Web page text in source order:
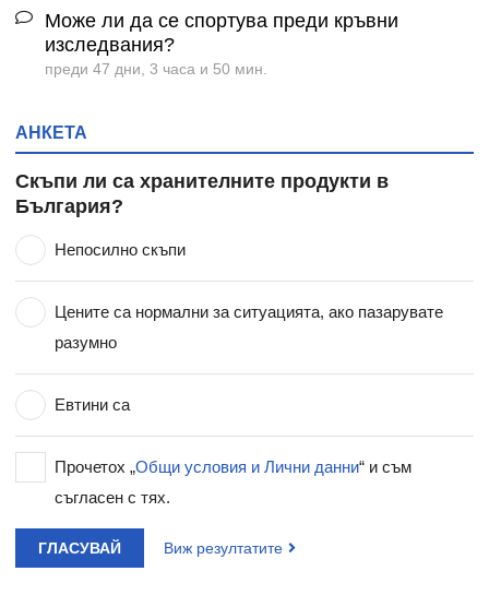
Може ли да се спортува преди кръвни
изследвания?
преди 47 дни, 3 часа и 50 мин.
АНКЕТА
Скъпи ли са хранителните продукти в
България?
Непосилно скъпи
Цените са нормални за ситуацията, ако пазарувате
разумно
Евтини са
Прочетох „Общи условия и Лични данни“ и съм
съгласен с тях.
ГЛАСУВАЙ Виж резултатите